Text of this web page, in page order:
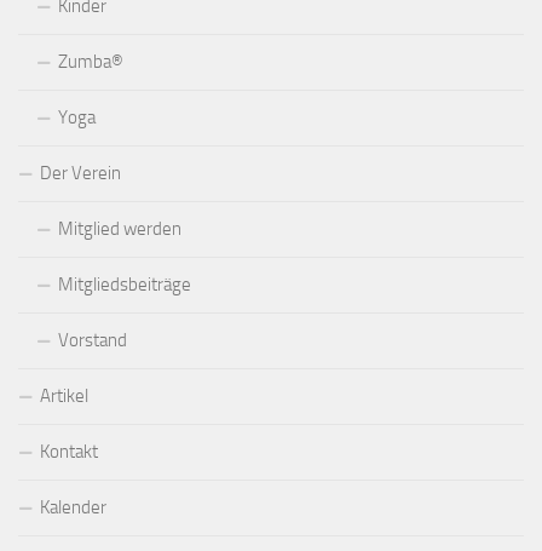
Kinder
Zumba®
Yoga
Der Verein
Mitglied werden
Mitgliedsbeiträge
Vorstand
Artikel
Kontakt
Kalender